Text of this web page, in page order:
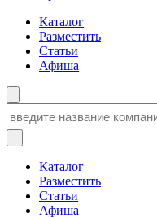
Каталог
Разместить
Статьи
Афиша
Каталог
Разместить
Статьи
Афиша